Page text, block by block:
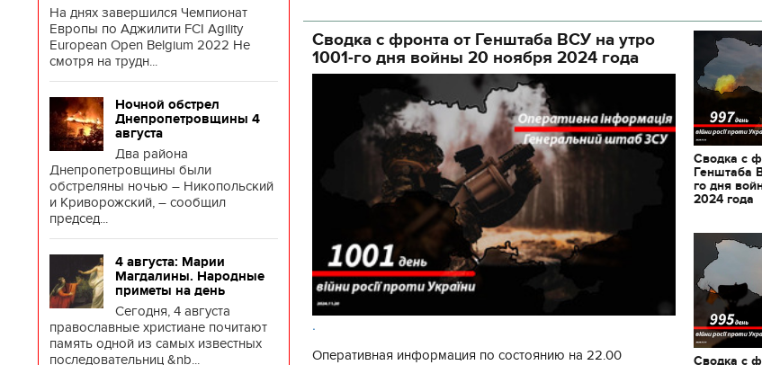
На днях завершился Чемпионат
Европы по Аджилити FCI Agility
European Open Belgium 2022 Не
смотря на трудн...
Ночной обстрел
Днепропетровщины 4
августа
Два района
Днепропетровщины были
обстреляны ночью – Никопольский
и Криворожский, – сообщил
председ...
4 августа: Марии
Магдалины. Народные
приметы на день
Сегодня, 4 августа
православные христиане почитают
память одной из самых известных
последовательниц &nb...
государственной а
Сводка с фронта от Генштаба ВСУ на утро
1001-го дня войны 20 ноября 2024 года
.
Оперативная информация по состоянию на 22.00
Сводка с
Генштаба
го дня
2024 года
Сводка с
Времена
декорации к
"Сторожевая